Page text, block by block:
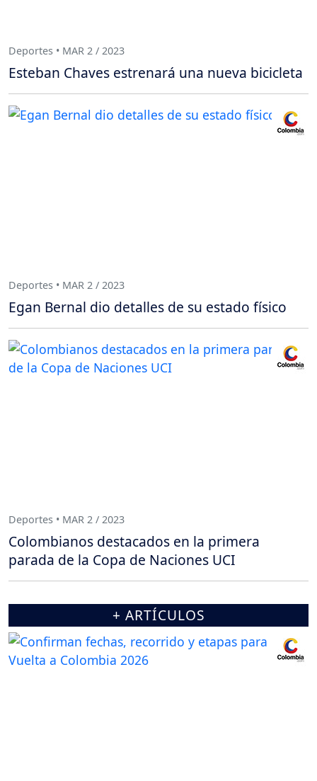
Deportes • MAR 2 / 2023
Esteban Chaves estrenará una nueva bicicleta
Deportes • MAR 2 / 2023
Egan Bernal dio detalles de su estado físico
Deportes • MAR 2 / 2023
Colombianos destacados en la primera
parada de la Copa de Naciones UCI
+ ARTÍCULOS